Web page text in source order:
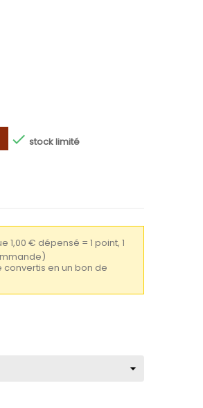
 stock limité
1,00 € dépensé = 1 point, 1
en un bon de